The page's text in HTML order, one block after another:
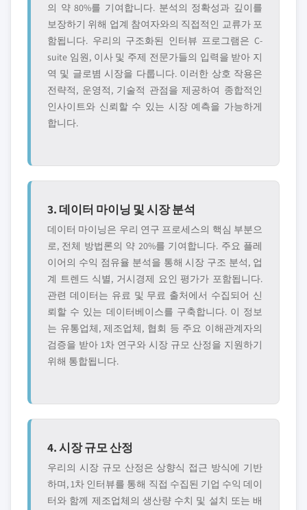
의 약 80%를 기여합니다. 분석의 정확성과 깊이를
보장하기 위해 업계 참여자와의 직접적인 교류가 포
함됩니다. 우리의 구조화된 인터뷰 프로그램은 C-
suite 임원, 이사 및 주제 전문가들의 입력을 받아 지
역 및 글로볌 시장을 다룹니다. 이러한 상호 작용은
전략적, 운영적, 기술적 관점을 제공하여 종합적인
인사이트와 신뢰할 수 있는 시장 예측을 가능하게
합니다.
3. 데이터 마이닝 및 시장 분석
데이터 마이닝은 우리 연구 프로세스의 핵심 부분으
로, 전체 방법론의 약 20%를 기여합니다. 주요 플레
이어의 수익 점유율 분석을 통해 시장 구조 분석, 업
계 트렌드 식별, 거시경제 요인 평가가 포함됩니다.
관련 데이터는 유료 및 무료 출처에서 수집되어 신
뢰할 수 있는 데이터베이스를 구축합니다. 이 정보
는 유통업체, 제조업체, 협회 등 주요 이해관계자의
검증을 받아 1차 연구와 시장 규모 산정을 지원하기
위해 통합됩니다.
4. 시장 규모 산정
우리의 시장 규모 산정은 상향식 접근 방식에 기반
하며, 1차 인터뷰를 통해 직접 수집된 기업 수익 데이
터와 함께 제조업체의 생산량 수치 및 설치 또는 배